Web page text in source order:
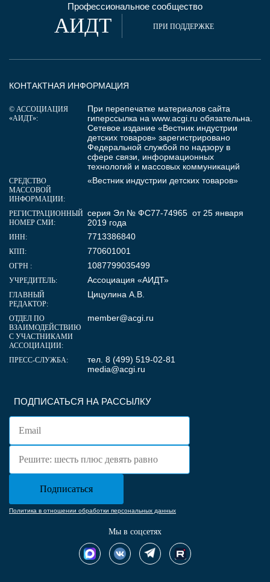
Профессиональное сообщество
АИДТ ПРИ ПОДДЕРЖКЕ
ПОДПИСАТЬСЯ НА РАССЫЛКУ
Политика в отношении обработки персональных данных
Мы в соцсетях
КОНТАКТНАЯ ИНФОРМАЦИЯ
© АССОЦИАЦИЯ
«АИДТ»:
При перепечатке материалов сайта
гиперссылка на www.acgi.ru обязательна.
Сетевое издание «Вестник индустрии
детских товаров» зарегистрировано
Федеральной службой по надзору в
сфере связи, информационных
технологий и массовых коммуникаций
СРЕДСТВО
МАССОВОЙ
ИНФОРМАЦИИ:
«Вестник индустрии детских товаров»
РЕГИСТРАЦИОННЫЙ
НОМЕР СМИ:
серия Эл № ФС77-74965 от 25 января
2019 года
ИНН: 7713386840
КПП: 770601001
ОГРН : 1087799035499
УЧРЕДИТЕЛЬ: Ассоциация «АИДТ»
ГЛАВНЫЙ
РЕДАКТОР:
Цицулина А.В.
ОТДЕЛ ПО
ВЗАИМОДЕЙСТВИЮ
С УЧАСТНИКАМИ
АССОЦИАЦИИ:
member@acgi.ru
ПРЕСС-СЛУЖБА:
тел. 8 (499) 519-02-81
media@acgi.ru